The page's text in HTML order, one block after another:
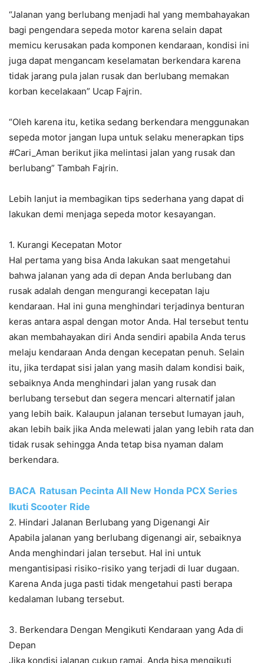
“Jalanan yang berlubang menjadi hal yang membahayakan
bagi pengendara sepeda motor karena selain dapat
memicu kerusakan pada komponen kendaraan, kondisi ini
juga dapat mengancam keselamatan berkendara karena
tidak jarang pula jalan rusak dan berlubang memakan
korban kecelakaan” Ucap Fajrin.
“Oleh karena itu, ketika sedang berkendara menggunakan
sepeda motor jangan lupa untuk selaku menerapkan tips
#Cari_Aman berikut jika melintasi jalan yang rusak dan
berlubang” Tambah Fajrin.
Lebih lanjut ia membagikan tips sederhana yang dapat di
lakukan demi menjaga sepeda motor kesayangan.
1. Kurangi Kecepatan Motor
Hal pertama yang bisa Anda lakukan saat mengetahui
bahwa jalanan yang ada di depan Anda berlubang dan
rusak adalah dengan mengurangi kecepatan laju
kendaraan. Hal ini guna menghindari terjadinya benturan
keras antara aspal dengan motor Anda. Hal tersebut tentu
akan membahayakan diri Anda sendiri apabila Anda terus
melaju kendaraan Anda dengan kecepatan penuh. Selain
itu, jika terdapat sisi jalan yang masih dalam kondisi baik,
sebaiknya Anda menghindari jalan yang rusak dan
berlubang tersebut dan segera mencari alternatif jalan
yang lebih baik. Kalaupun jalanan tersebut lumayan jauh,
akan lebih baik jika Anda melewati jalan yang lebih rata dan
tidak rusak sehingga Anda tetap bisa nyaman dalam
berkendara.
BACA Ratusan Pecinta All New Honda PCX Series
Ikuti Scooter Ride
2. Hindari Jalanan Berlubang yang Digenangi Air
Apabila jalanan yang berlubang digenangi air, sebaiknya
Anda menghindari jalan tersebut. Hal ini untuk
mengantisipasi risiko-risiko yang terjadi di luar dugaan.
Karena Anda juga pasti tidak mengetahui pasti berapa
kedalaman lubang tersebut.
3. Berkendara Dengan Mengikuti Kendaraan yang Ada di
Depan
Jika kondisi jalanan cukup ramai, Anda bisa mengikuti